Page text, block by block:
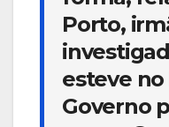
Porto,
esteve
Governo